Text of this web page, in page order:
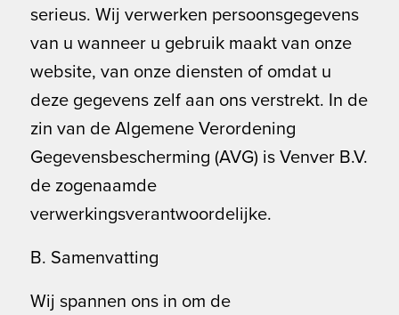
serieus. Wij verwerken persoonsgegevens
van u wanneer u gebruik maakt van onze
website, van onze diensten of omdat u
deze gegevens zelf aan ons verstrekt. In de
zin van de Algemene Verordening
Gegevensbescherming (AVG) is Venver B.V.
de zogenaamde
verwerkingsverantwoordelijke.
B. Samenvatting
Wij spannen ons in om de